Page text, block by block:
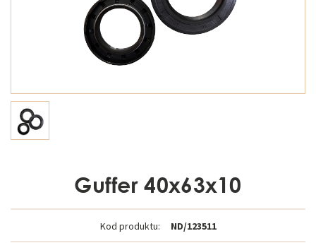
Guffer 40x63x10
Kod produktu: ND/123511